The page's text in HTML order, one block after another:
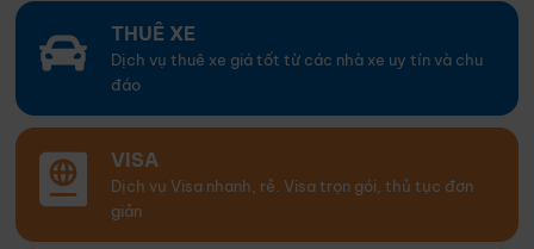
THUÊ XE
Dịch vụ thuê xe giá tốt từ các nhà xe uy tín và chu
đáo
VISA
Dịch vụ Visa nhanh, rẻ. Visa trọn gói, thủ tục đơn
giản